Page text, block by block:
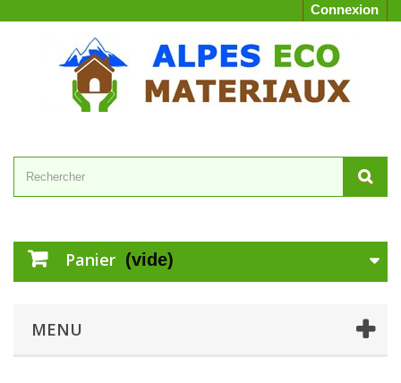
Connexion
Panier (vide)
MENU